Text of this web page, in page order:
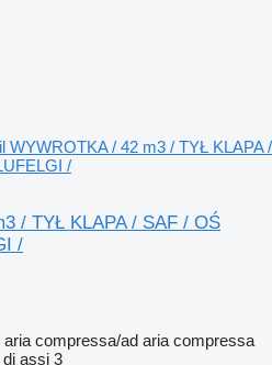
WYWROTKA / 42 m3 / TYŁ KLAPA /
/
/ TYŁ KLAPA / SAF / OŚ
/
aria compressa/ad aria compressa
assi 3